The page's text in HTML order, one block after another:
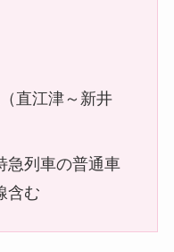
直江津～新井
急列車の普通車
含む